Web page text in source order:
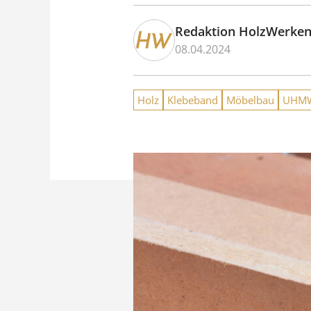
Redaktion HolzWerken
08.04.2024
Holz Klebeband Möbelbau